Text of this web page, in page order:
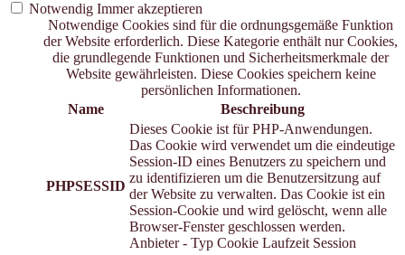
Notwendig Immer akzeptieren
Notwendige Cookies sind für die ordnungsgemäße Funktion
der Website erforderlich. Diese Kategorie enthält nur Cookies,
die grundlegende Funktionen und Sicherheitsmerkmale der
Website gewährleisten. Diese Cookies speichern keine
persönlichen Informationen.
Name
Beschreibung
PHPSESSID
Dieses Cookie ist für PHP-Anwendungen.
Das Cookie wird verwendet um die eindeutige
Session-ID eines Benutzers zu speichern und
zu identifizieren um die Benutzersitzung auf
der Website zu verwalten. Das Cookie ist ein
Session-Cookie und wird gelöscht, wenn alle
Browser-Fenster geschlossen werden.
Anbieter - Typ Cookie Laufzeit Session